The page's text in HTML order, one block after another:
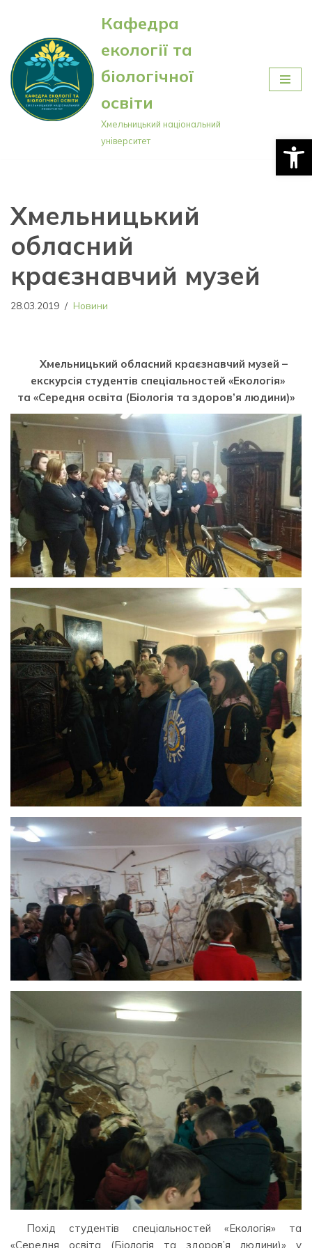
Перейти
до
вмісту
Кафедра
екології та
біологічної
освіти
Хмельницький національний
університет
Хмельницький
обласний
краєзнавчий музей
28.03.2019 Новини
Хмельницький обласний краєзнавчий музей –
екскурсія студентів спеціальностей «Екологія»
та «Середня освіта (Біологія та здоров’я людини)»
Похід студентів спеціальностей «Екологія» та
«Середня освіта (Біологія та здоров’я людини)» у